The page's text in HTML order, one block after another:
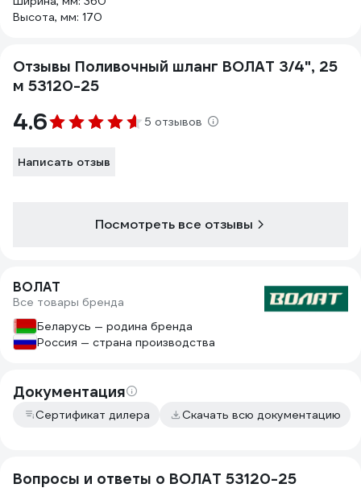
Высота, мм: 170
Отзывы Поливочный шланг ВОЛАТ 3/4", 25
м 53120-25
4.6 5 отзывов
Написать отзыв
Посмотреть все отзывы
ВОЛАТ
Все товары бренда
Беларусь — родина бренда
Россия — страна производства
Документация
Сертификат дилера Скачать всю документацию
Вопросы и ответы о ВОЛАТ 53120-25